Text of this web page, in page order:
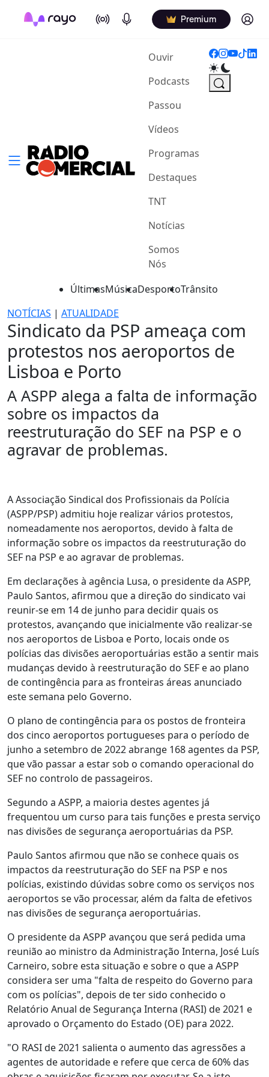
On Air Podcasts Premium Log in
Ouvir(current)
Podcasts
Passou
Vídeos
Programas
Destaques
TNT
Notícias
Somos
Nós
ÚltimasMúsicaDesportoTrânsito
NOTÍCIAS | ATUALIDADE
Sindicato da PSP ameaça com
protestos nos aeroportos de
Lisboa e Porto
A ASPP alega a falta de informação
sobre os impactos da
reestruturação do SEF na PSP e o
agravar de problemas.
A Associação Sindical dos Profissionais da Polícia
(ASPP/PSP) admitiu hoje realizar vários protestos,
nomeadamente nos aeroportos, devido à falta de
informação sobre os impactos da reestruturação do
SEF na PSP e ao agravar de problemas.
Em declarações à agência Lusa, o presidente da ASPP,
Paulo Santos, afirmou que a direção do sindicato vai
reunir-se em 14 de junho para decidir quais os
protestos, avançando que inicialmente vão realizar-se
nos aeroportos de Lisboa e Porto, locais onde os
polícias das divisões aeroportuárias estão a sentir mais
mudanças devido à reestruturação do SEF e ao plano
de contingência para as fronteiras áreas anunciado
este semana pelo Governo.
O plano de contingência para os postos de fronteira
dos cinco aeroportos portugueses para o período de
junho a setembro de 2022 abrange 168 agentes da PSP,
que vão passar a estar sob o comando operacional do
SEF no controlo de passageiros.
Segundo a ASPP, a maioria destes agentes já
frequentou um curso para tais funções e presta serviço
nas divisões de segurança aeroportuárias da PSP.
Paulo Santos afirmou que não se conhece quais os
impactos da reestruturação do SEF na PSP e nos
polícias, existindo dúvidas sobre como os serviços nos
aeroportos se vão processar, além da falta de efetivos
nas divisões de segurança aeroportuárias.
O presidente da ASPP avançou que será pedida uma
reunião ao ministro da Administração Interna, José Luís
Carneiro, sobre esta situação e sobre o que a ASPP
considera ser uma "falta de respeito do Governo para
com os polícias", depois de ter sido conhecido o
Relatório Anual de Segurança Interna (RASI) de 2021 e
aprovado o Orçamento do Estado (OE) para 2022.
"O RASI de 2021 salienta o aumento das agressões a
agentes de autoridade e refere que cerca de 60% das